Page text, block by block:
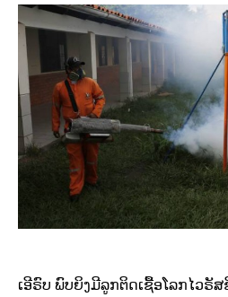
ເອີຣົບ ພົບຍິງມີລູກຕິດເຊື້ອໂລກໄວຣັ